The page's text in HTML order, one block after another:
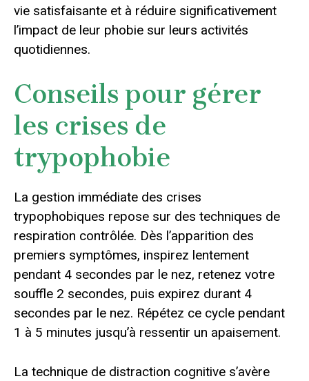
vie satisfaisante et à réduire significativement
l’impact de leur phobie sur leurs activités
quotidiennes.
Conseils pour gérer
les crises de
trypophobie
La gestion immédiate des crises
trypophobiques repose sur des techniques de
respiration contrôlée. Dès l’apparition des
premiers symptômes, inspirez lentement
pendant 4 secondes par le nez, retenez votre
souffle 2 secondes, puis expirez durant 4
secondes par le nez. Répétez ce cycle pendant
1 à 5 minutes jusqu’à ressentir un apaisement.
La technique de distraction cognitive s’avère